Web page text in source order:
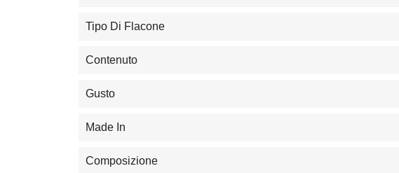
Tipo Di Flacone
Contenuto
Gusto
Made In
Composizione